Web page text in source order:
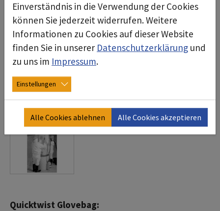
Quicktwist Glovebag:
Einverständnis in die Verwendung der Cookies
können Sie jederzeit widerrufen. Weitere
Informationen zu Cookies auf dieser Website
finden Sie in unserer Datenschutzerklärung und
zu uns im Impressum.
Einstellungen
Alle Cookies ablehnen Alle Cookies akzeptieren